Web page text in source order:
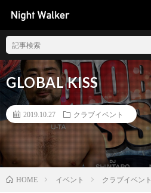
GLOBAL KISS
2019.10.27 クラブイベント
HOME イベント クラブイベント